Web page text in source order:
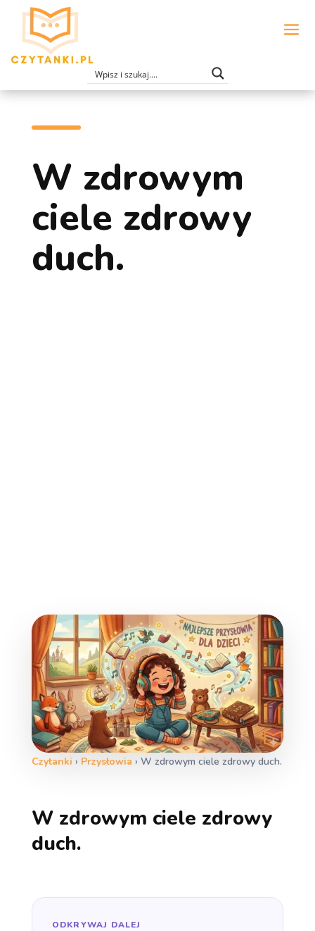
W zdrowym
ciele zdrowy
duch.
Czytanki › Przysłowia › W zdrowym ciele zdrowy duch.
W zdrowym ciele zdrowy
duch.
ODKRYWAJ DALEJ